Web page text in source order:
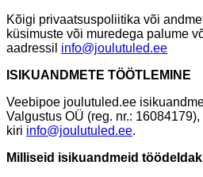
Kõigi privaatsuspoliitika või
küsimuste või muredega palume
aadressil info@joulutuled.ee
ISIKUANDMETE TÖÖTLEMINE
Veebipoe joulutuled.ee
Valgustus OÜ (reg. nr.:
kiri info@joulutuled.ee.
Milliseid isikuandmeid